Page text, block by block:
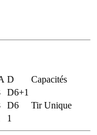
D
Capacités
D6+1
D6
Tir Unique
1